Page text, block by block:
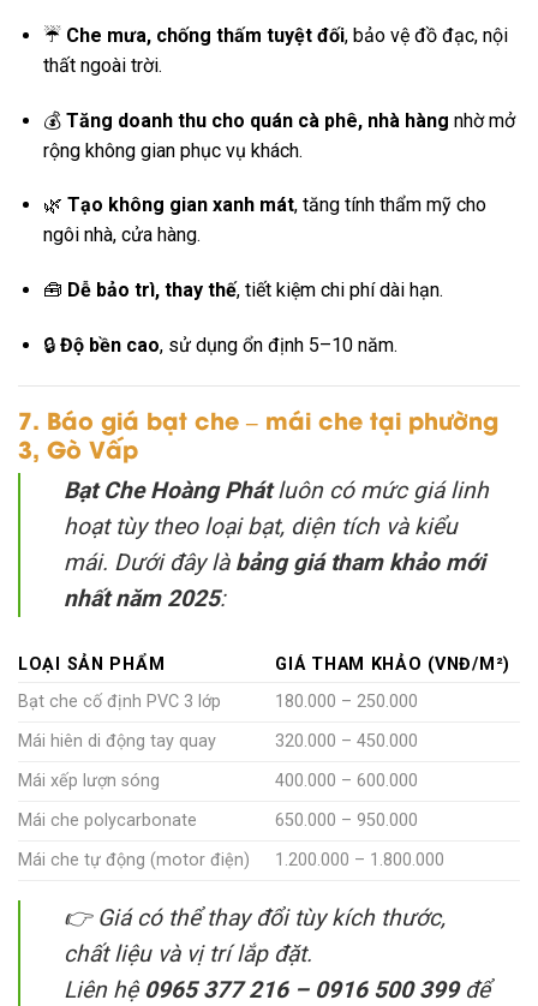
☔ Che mưa, chống thấm tuyệt đối, bảo vệ đồ đạc, nội
thất ngoài trời.
💰 Tăng doanh thu cho quán cà phê, nhà hàng nhờ mở
rộng không gian phục vụ khách.
🌿 Tạo không gian xanh mát, tăng tính thẩm mỹ cho
ngôi nhà, cửa hàng.
🧰 Dễ bảo trì, thay thế, tiết kiệm chi phí dài hạn.
🔒 Độ bền cao, sử dụng ổn định 5–10 năm.
7. Báo giá bạt che – mái che tại phường
3, Gò Vấp
Bạt Che Hoàng Phátluôn có mức giá linh
hoạt tùy theo loại bạt, diện tích và kiểu
mái. Dưới đây là bảng giá tham khảo mới
nhất năm 2025:
LOẠI SẢN PHẨM
GIÁ THAM KHẢO (VNĐ/M²)
Bạt che cố định PVC 3 lớp
180.000 – 250.000
Mái hiên di động tay quay
320.000 – 450.000
Mái xếp lượn sóng
400.000 – 600.000
Mái che polycarbonate
650.000 – 950.000
Mái che tự động (motor điện)
1.200.000 – 1.800.000
👉 Giá có thể thay đổi tùy kích thước,
chất liệu và vị trí lắp đặt.
Liên hệ 0965 377 216 – 0916 500 399để